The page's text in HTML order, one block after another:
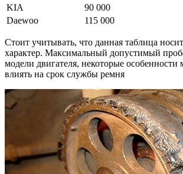
KIA
90 000
Daewoo
115 000
Стоит учитывать, что данная таблица
характер. Максимальный допустимый
модели двигателя, некоторые особенности
влиять на срок службы ремня